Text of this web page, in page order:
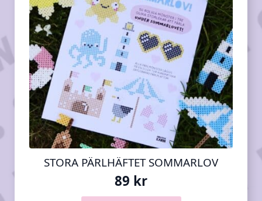
STORA PÄRLHÄFTET SOMMARLOV
89 kr